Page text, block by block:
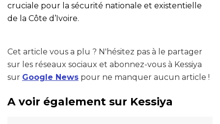
cruciale pour la sécurité nationale et existentielle
de la Côte d’Ivoire.
Cet article vous a plu ? N'hésitez pas à le partager
sur les réseaux sociaux et abonnez-vous à Kessiya
sur Google News pour ne manquer aucun article !
A voir également sur Kessiya